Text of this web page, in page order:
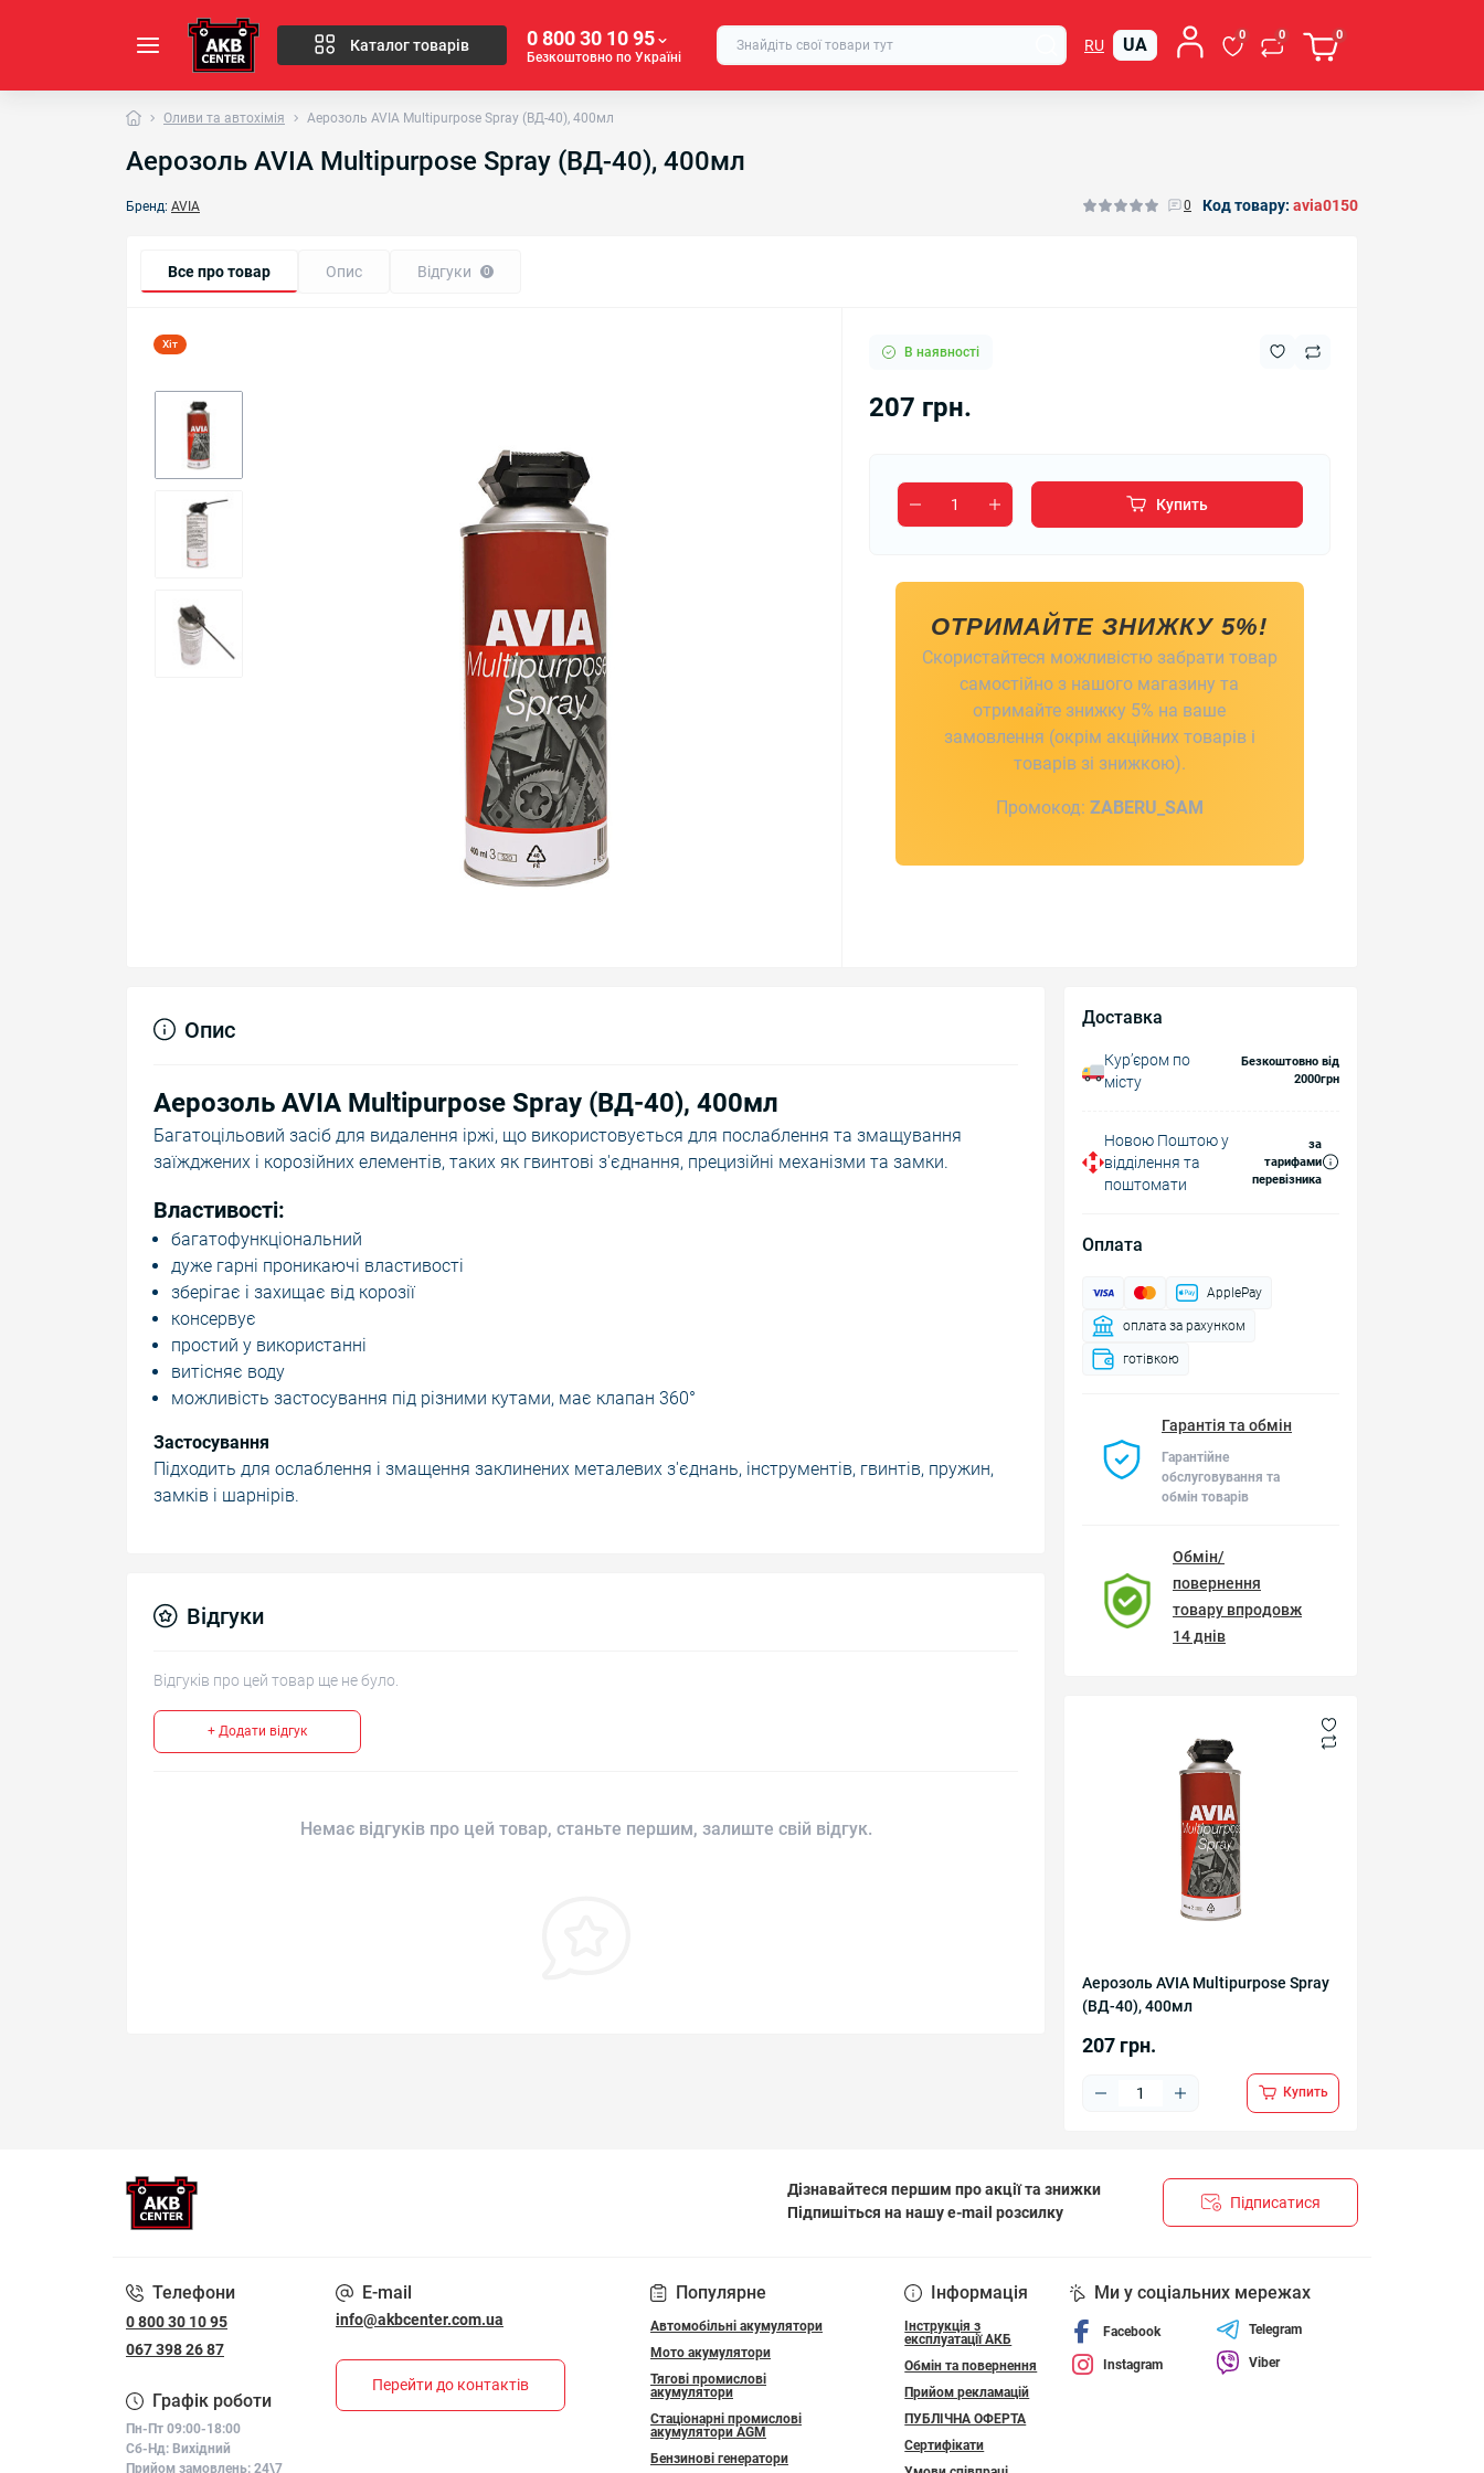
Каталог товарів 0 800 30 10 95
Безкоштовно по Україні
RU UA 0 0 0
Оливи та автохімія Аерозоль AVIA Multipurpose Spray (ВД-40), 400мл
Аерозоль AVIA Multipurpose Spray (ВД-40), 400мл
Бренд: AVIA 0 Код товару: avia0150
Все про товар Опис Відгуки 0
Хіт
В наявності
207 грн.
Купить
ОТРИМАЙТЕ ЗНИЖКУ 5%!
Скористайтеся можливістю забрати товар
самостійно з нашого магазину та
отримайте знижку 5% на ваше
замовлення (окрім акційних товарів і
товарів зі знижкою).
Промокод: ZABERU_SAM
Доставка
Курʼєром по
місту
Безкоштовно від
2000грн
Новою Поштою у
відділення та
поштомати
за
тарифами
перевізника
Оплата
ApplePay
оплата за рахунком
готівкою
Гарантія та обмін
Гарантійне
обслуговування та
обмін товарів
Обмін/
повернення
товару впродовж
14 днів
Аерозоль AVIA Multipurpose Spray
(ВД-40), 400мл
207 грн.
Купить
Опис
Аерозоль AVIA Multipurpose Spray (ВД-40), 400мл
Багатоцільовий засіб для видалення іржі, що використовується для послаблення та змащування
заїжджених і корозійних елементів, таких як гвинтові з'єднання, прецизійні механізми та замки.
Властивості:
багатофункціональний
дуже гарні проникаючі властивості
зберігає і захищає від корозії
консервує
простий у використанні
витісняє воду
можливість застосування під різними кутами, має клапан 360°
Застосування
Підходить для ослаблення і змащення заклинених металевих з'єднань, інструментів, гвинтів, пружин,
замків і шарнірів.
Відгуки
Відгуків про цей товар ще не було.
+ Додати відгук
Немає відгуків про цей товар, станьте першим, залиште свій відгук.
Дізнавайтеся першим про акції та знижки
Підпишіться на нашу e-mail розсилку
Підписатися
Телефони
0 800 30 10 95
067 398 26 87
Графік роботи
Пн-Пт 09:00-18:00
Сб-Нд: Вихідний
Прийом замовлень: 24\7
E-mail
info@akbcenter.com.ua
Перейти до контактів
Популярне
Автомобільні акумулятори
Мото акумулятори
Тягові промислові
акумулятори
Стаціонарні промислові
акумулятори АGM
Бензинові генератори
Інформація
Інструкція з
експлуатації АКБ
Обмін та повернення
Прийом рекламацій
ПУБЛІЧНА ОФЕРТА
Сертифікати
Ми у соціальних мережах
Facebook
Instagram
Telegram
Viber